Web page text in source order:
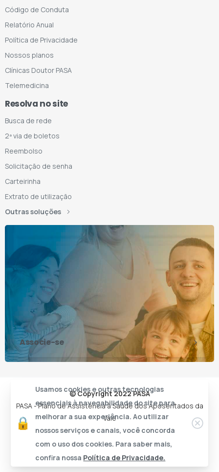
Código de Conduta
Relatório Anual
Política de Privacidade
Nossos planos
Clínicas Doutor PASA
Telemedicina
Resolva no site
Busca de rede
2ª via de boletos
Reembolso
Solicitação de senha
Carteirinha
Extrato de utilização
Outras soluções
Associe-se
© Copyright 2022 PASA
PASA - Plano de Assistência à Saúde dos Aposentados da
Vale
Usamos cookies e outras tecnologias
essenciais à navegabilidade do site para
melhorar a sua experiência. Ao utilizar
nossos serviços e canais, você concorda
com o uso dos cookies. Para saber mais,
confira nossa Política de Privacidade.